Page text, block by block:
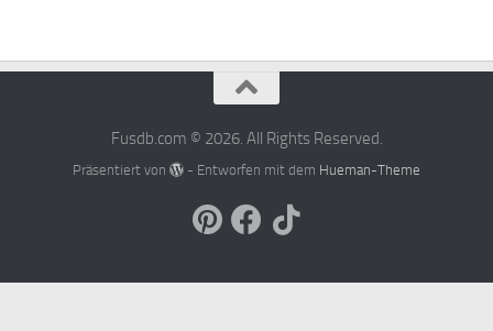
Fusdb.com © 2026. All Rights Reserved.
Präsentiert von - Entworfen mit dem Hueman-Theme